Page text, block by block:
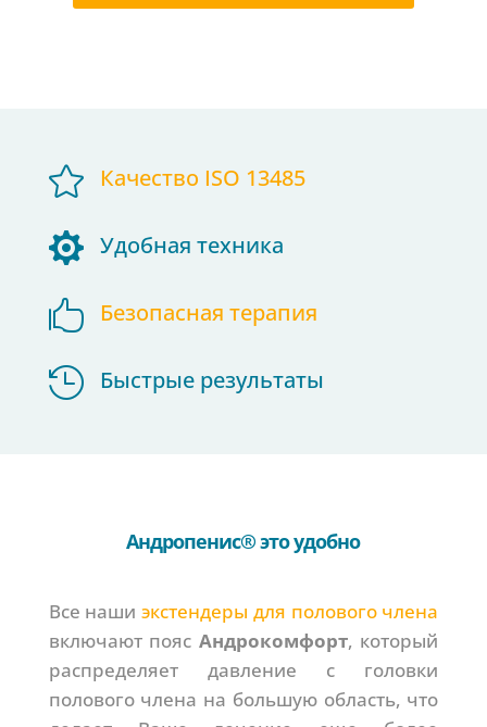
 Качество ISO 13485
 Удобная техника
 Безопасная терапия
 Быстрые результаты
Андропенис® это удобно
Все нашиэкстендеры для полового члена
включают пояс Андрокомфорт, который
распределяет давление с головки
полового члена на большую область, что